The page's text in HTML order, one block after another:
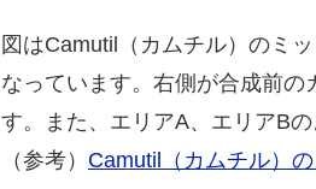
図はCamutil（カムチル）のミ
なっています。右側が合成前
す。また、エリアA、エリアB
（参考） Camutil（カムチル）